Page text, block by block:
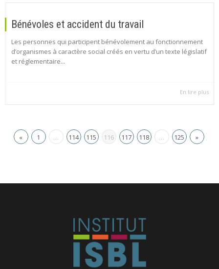
Bénévoles et accident du travail
Les personnes qui participent bénévolement au fonctionnement
d’organismes à caractère social créés en vertu d’un texte législatif
et réglementaire...
En lire plus
« 1 … 114 115 116 117 118 … 125 »